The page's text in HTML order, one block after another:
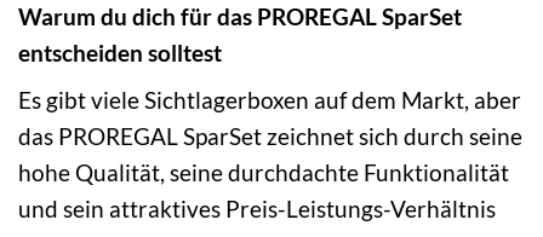
Warum du dich für das PROREGAL SparSet
entscheiden solltest
Es gibt viele Sichtlagerboxen auf dem Markt, aber
das PROREGAL SparSet zeichnet sich durch seine
hohe Qualität, seine durchdachte Funktionalität
und sein attraktives Preis-Leistungs-Verhältnis